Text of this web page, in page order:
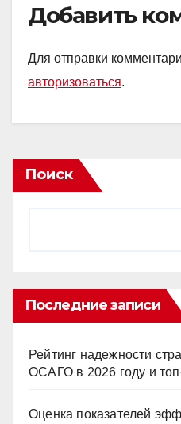
Добавить
Для отправки
авторизоваться.
Поиск
Последние записи
Рейтинг надежности
ОСАГО в 2026 году и
Оценка показателей